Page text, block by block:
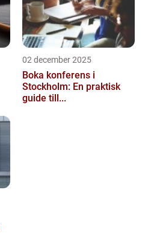
02 december 2025
Boka konferens i
Stockholm: En praktisk
guide till...